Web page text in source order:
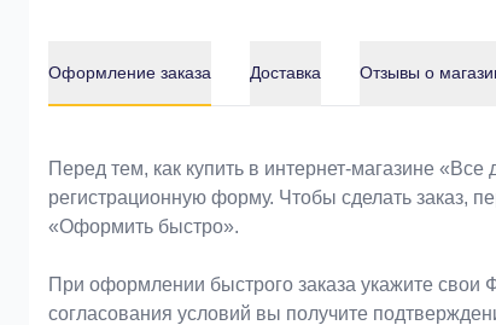
Оформление заказа Доставка Отзывы о
Оформление заказа
Перед тем, как купить в интернет-магазине
регистрационную форму. Чтобы сделать заказ,
«Оформить быстро».
При оформлении быстрого заказа укажите
согласования условий вы получите